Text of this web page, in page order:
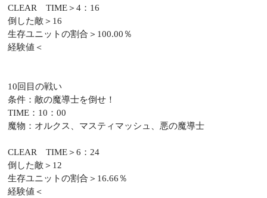
CLEAR TIME＞4：16
倒した敵＞16
生存ユニットの割合＞100.00％
経験値＜
10回目の戦い
条件：敵の魔導士を倒せ！
TIME：10：00
魔物：オルクス、マスティマッシュ、悪の魔導士
CLEAR TIME＞6：24
倒した敵＞12
生存ユニットの割合＞16.66％
経験値＜